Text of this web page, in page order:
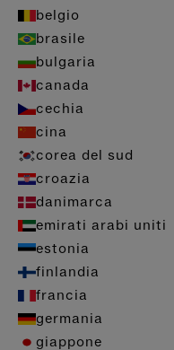
belgio
brasile
bulgaria
canada
cechia
cina
corea del sud
croazia
danimarca
emirati arabi uniti
estonia
finlandia
francia
germania
giappone